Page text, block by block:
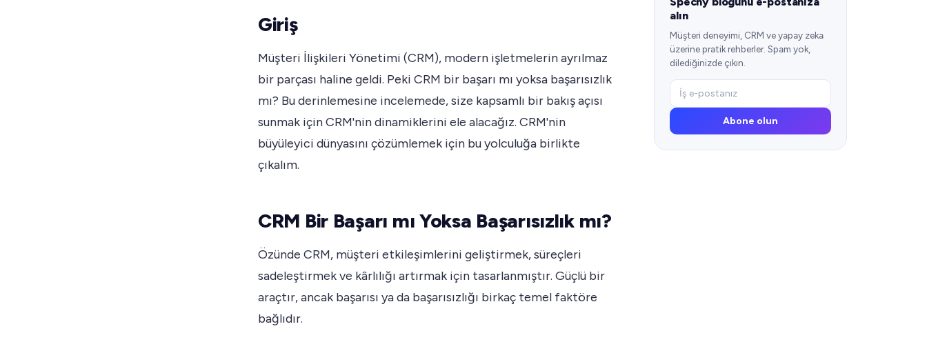
Giriş
Müşteri İlişkileri Yönetimi (CRM), modern işletmelerin ayrılmaz
bir parçası haline geldi. Peki CRM bir başarı mı yoksa başarısızlık
mı? Bu derinlemesine incelemede, size kapsamlı bir bakış açısı
sunmak için CRM'nin dinamiklerini ele alacağız. CRM'nin
büyüleyici dünyasını çözümlemek için bu yolculuğa birlikte
çıkalım.
CRM Bir Başarı mı Yoksa Başarısızlık mı?
Özünde CRM, müşteri etkileşimlerini geliştirmek, süreçleri
sadeleştirmek ve kârlılığı artırmak için tasarlanmıştır. Güçlü bir
araçtır, ancak başarısı ya da başarısızlığı birkaç temel faktöre
bağlıdır.
alın
Müşteri deneyimi, CRM ve yapay zeka
üzerine pratik rehberler. Spam yok,
dilediğinizde çıkın.
Abone olun